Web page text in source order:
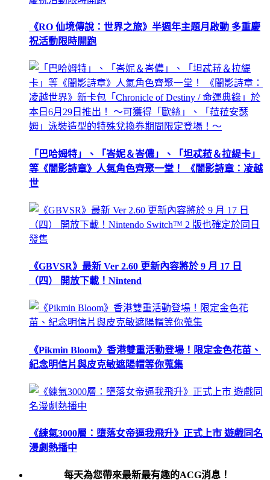
《RO 仙境傳說：世界之旅》半週年主題月啟動 多重慶
祝活動限時開跑
「巴哈姆特」、「峇妮＆峇儂」、「坦忒菈＆拉緹卡」
等《闇影詩章》人氣角色齊聚一堂！ 《闇影詩章：凌越
世
《GBVSR》最新 Ver 2.60 更新內容將於 9 月 17 日
（四） 開放下載！Nintend
《Pikmin Bloom》香港雙重活動登場！限定金色花苗、
紀念明信片與皮克敏遮陽帽等你蒐集
《練氣3000層：墮落女帝逼我飛升》正式上市 遊戲同名
漫劇熱播中
每天為您帶來最新最有趣的ACG消息！